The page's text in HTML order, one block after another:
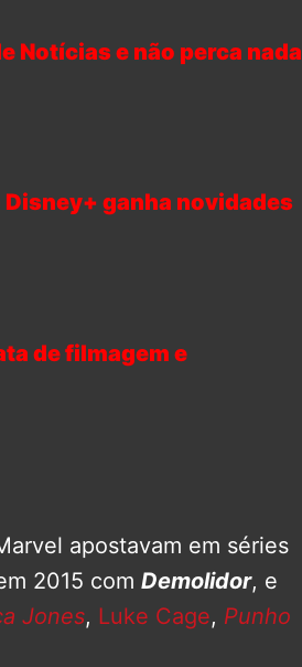
Notícias e não perca nada
ganha novidades
de filmagem e
apostavam em séries
2015 com Demolidor, e
Jones, Luke Cage, Punho